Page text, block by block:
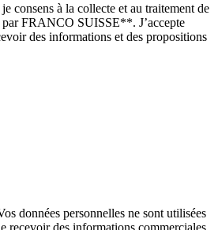
consens à la collecte et au traitement de
par FRANCO SUISSE**. J’accepte
des informations et des propositions
données personnelles ne sont utilisées
recevoir des informations commerciales